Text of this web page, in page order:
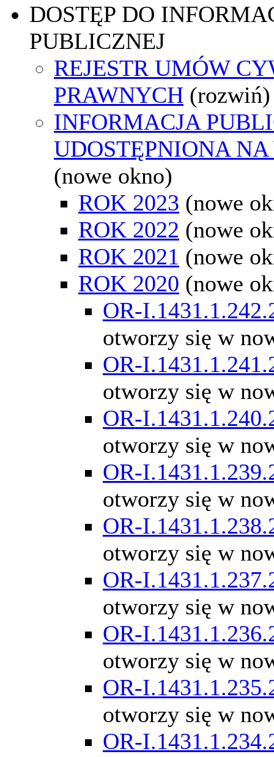
DOSTĘP DO
PUBLICZNEJ
REJESTR UMÓW
PRAWNYCH (rozwiń)
INFORMACJA
UDOSTĘPNIONA
(nowe okno)
ROK 2023 (nowe
ROK 2022 (nowe
ROK 2021 (nowe
ROK 2020 (nowe
OR-
otworzy się w
OR-
otworzy się w
OR-
otworzy się w
OR-
otworzy się w
OR-
otworzy się w
OR-
otworzy się w
OR-
otworzy się w
OR-
otworzy się w
OR-